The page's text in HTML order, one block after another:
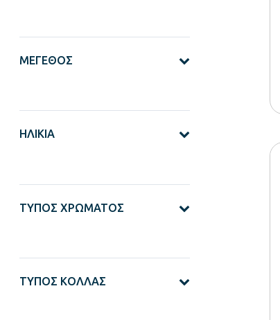
ΜΈΓΕΘΟΣ
ΗΛΙΚΊΑ
ΤΎΠΟΣ ΧΡΏΜΑΤΟΣ
ΤΎΠΟΣ ΚΌΛΛΑΣ